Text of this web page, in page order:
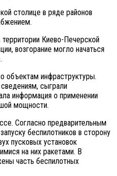
столице в ряде районов
Киево-Печерской
возгорание могло начаться
объектам инфраструктуры.
сыграли
информация о применении
мощности.
Согласно предварительным
беспилотников в сторону
пусковых установок
на них ракетами. В
часть беспилотных